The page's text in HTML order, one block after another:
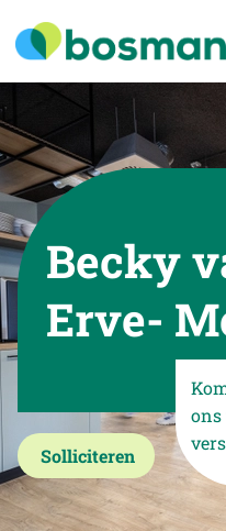
Becky
Erve-
ons
Solliciteren